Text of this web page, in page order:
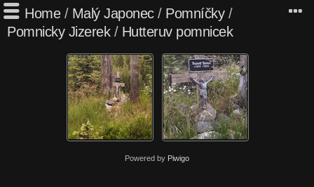
Home/ Malý Japonec/ Pomníčky/
Pomnicky Jizerek/ Hutteruv pomnicek
Powered by Piwigo